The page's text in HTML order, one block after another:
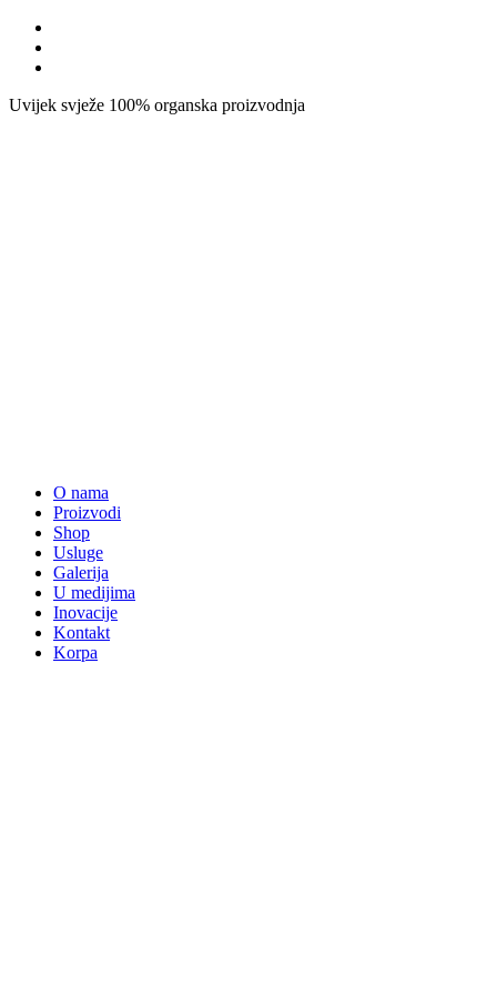
Uvijek svježe 100% organska proizvodnja
O nama
Proizvodi
Shop
Usluge
Galerija
U medijima
Inovacije
Kontakt
Korpa